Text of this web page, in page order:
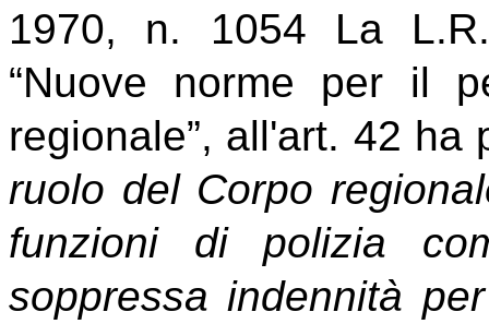
1970, n. 1054 La
“Nuove norme per il
regionale”, all'art. 42
ruolo del Corpo
funzioni di polizia
soppressa indennità